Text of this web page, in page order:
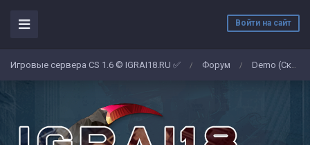
Войти на сайт
Игровые сервера CS 1.6 © IGRAI18.RU ✅ / Форум / Demo (Скриншоты)